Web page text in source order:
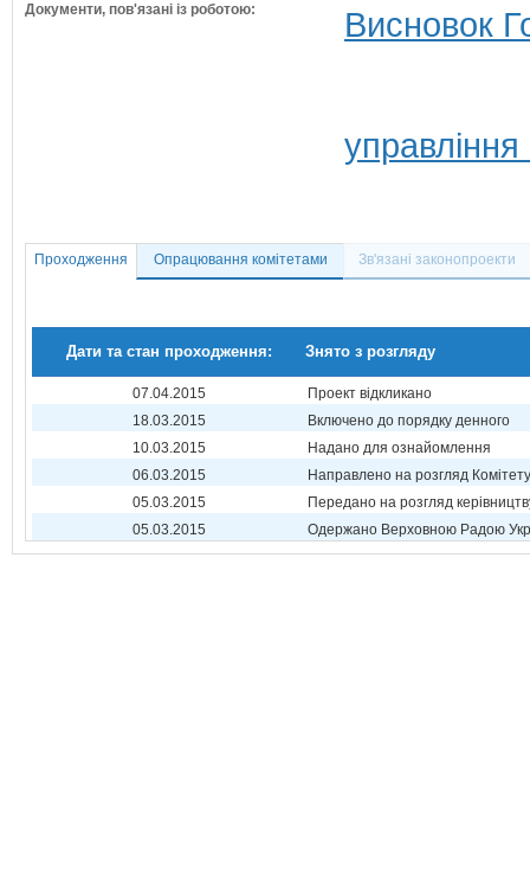
Документи, пов'язані із роботою: Висновок
Проходження Опрацювання комітетами Зв'язані законопроекти
Дати та стан проходження: Знято з розгляду
07.04.2015
Проект відкликано
18.03.2015
Включено до порядку денного
10.03.2015
Надано для ознайомлення
06.03.2015
Направлено на розгляд Комітету
05.03.2015
Передано на розгляд
05.03.2015
Одержано Верховною Радою